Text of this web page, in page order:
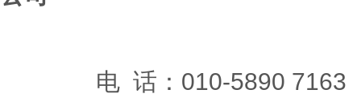
电 话：010-5890